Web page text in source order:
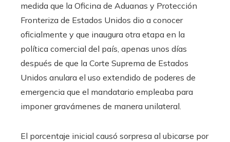
medida que la Oficina de Aduanas y Protección
Fronteriza de Estados Unidos dio a conocer
oficialmente y que inaugura otra etapa en la
política comercial del país, apenas unos días
después de que la Corte Suprema de Estados
Unidos anulara el uso extendido de poderes de
emergencia que el mandatario empleaba para
imponer gravámenes de manera unilateral.
El porcentaje inicial causó sorpresa al ubicarse por